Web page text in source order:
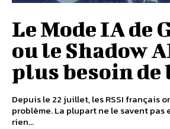
Le Mode IA de
ou le Shadow
plus besoin de
Depuis le 22 juillet, les RSSI français
problème. La plupart ne le savent pas
rien...